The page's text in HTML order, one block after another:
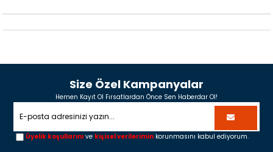
Size Özel Kampanyalar
Hemen Kayıt Ol Fırsatlardan Önce Sen Haberdar Ol!
Üyelik koşullarını ve kişisel verilerimin korunmasını kabul ediyorum.